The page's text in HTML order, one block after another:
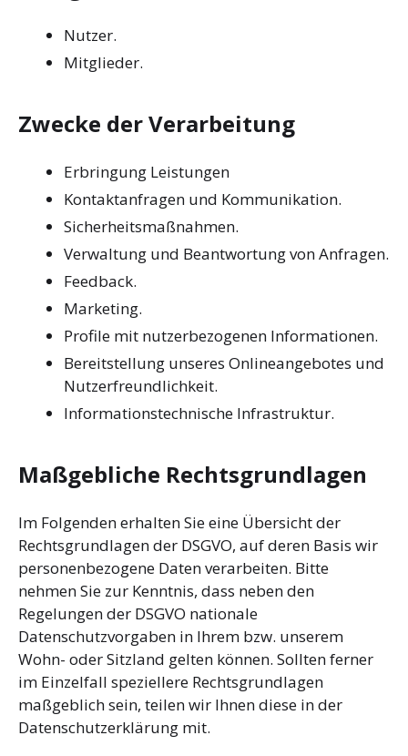
Nutzer.
Mitglieder.
Zwecke der Verarbeitung
Erbringung Leistungen
Kontaktanfragen und Kommunikation.
Sicherheitsmaßnahmen.
Verwaltung und Beantwortung von Anfragen.
Feedback.
Marketing.
Profile mit nutzerbezogenen Informationen.
Bereitstellung unseres Onlineangebotes und
Nutzerfreundlichkeit.
Informationstechnische Infrastruktur.
Maßgebliche Rechtsgrundlagen
Im Folgenden erhalten Sie eine Übersicht der
Rechtsgrundlagen der DSGVO, auf deren Basis wir
personenbezogene Daten verarbeiten. Bitte
nehmen Sie zur Kenntnis, dass neben den
Regelungen der DSGVO nationale
Datenschutzvorgaben in Ihrem bzw. unserem
Wohn- oder Sitzland gelten können. Sollten ferner
im Einzelfall speziellere Rechtsgrundlagen
maßgeblich sein, teilen wir Ihnen diese in der
Datenschutzerklärung mit.